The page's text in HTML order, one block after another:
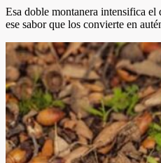
Esa doble montanera intensifica
ese sabor que los convierte en